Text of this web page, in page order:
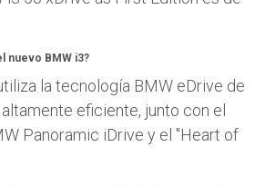
nuevo BMW i3?
la tecnología BMW eDrive de
eficiente, junto con el
Panoramic iDrive y el "Heart of